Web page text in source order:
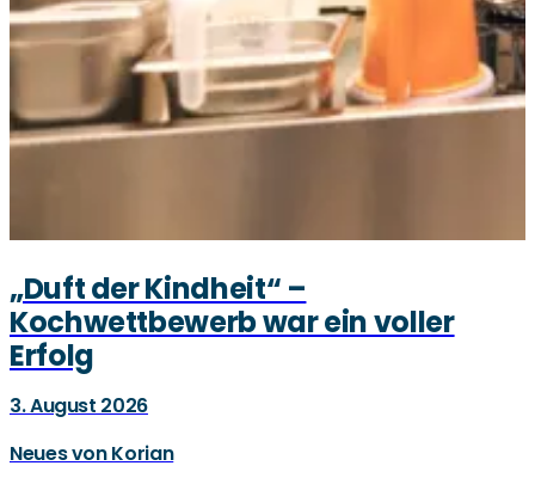
„Duft der Kindheit“ –
Kochwettbewerb war ein voller
Erfolg
3. August 2026
Neues von Korian